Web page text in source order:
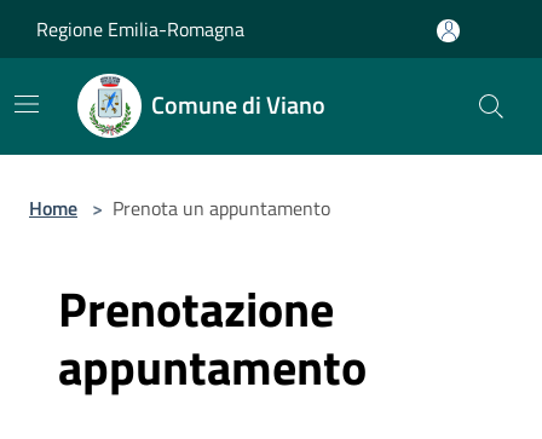
Regione Emilia-Romagna
Comune di Viano
Home > Prenota un appuntamento
Prenotazione
appuntamento